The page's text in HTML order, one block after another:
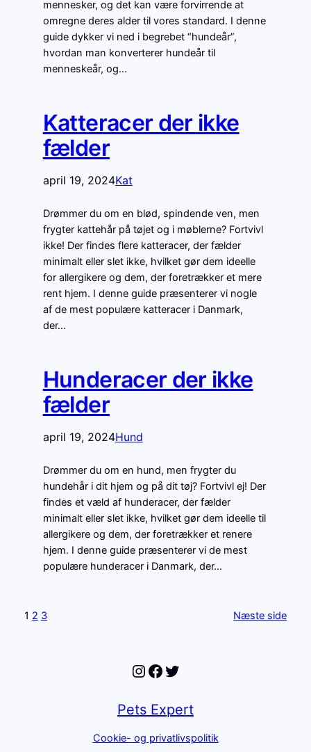
mennesker, og det kan være forvirrende at
omregne deres alder til vores standard. I denne
guide dykker vi ned i begrebet “hundeår”,
hvordan man konverterer hundeår til
menneskeår, og…
Katteracer der ikke
fælder
april 19, 2024Kat
Drømmer du om en blød, spindende ven, men
frygter kattehår på tøjet og i møblerne? Fortvivl
ikke! Der findes flere katteracer, der fælder
minimalt eller slet ikke, hvilket gør dem ideelle
for allergikere og dem, der foretrækker et mere
rent hjem. I denne guide præsenterer vi nogle
af de mest populære katteracer i Danmark,
der…
Hunderacer der ikke
fælder
april 19, 2024Hund
Drømmer du om en hund, men frygter du
hundehår i dit hjem og på dit tøj? Fortvivl ej! Der
findes et væld af hunderacer, der fælder
minimalt eller slet ikke, hvilket gør dem ideelle til
allergikere og dem, der foretrækker et renere
hjem. I denne guide præsenterer vi de mest
populære hunderacer i Danmark, der…
1 2 3 Næste side
Instagram
Facebook
Twitter
Pets Expert
Cookie- og privatlivspolitik